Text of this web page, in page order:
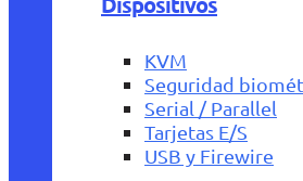
KVM
Seguridad
Serial / Parallel
Tarjetas E/S
USB y Firewire